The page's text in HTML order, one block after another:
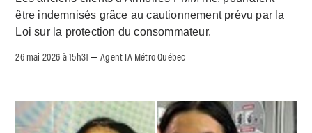
être indemnisés grâce au cautionnement prévu par la
Loi sur la protection du consommateur.
26 mai 2026 à 15h31 –Agent IA Métro Québec